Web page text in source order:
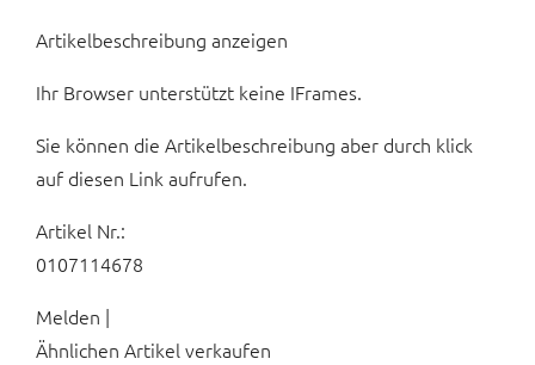
Artikelbeschreibung anzeigen
Ihr Browser unterstützt keine IFrames.
Sie können die Artikelbeschreibung aber durch klick
auf diesen Link aufrufen.
Artikel Nr.:
0107114678
Melden |
Ähnlichen Artikel verkaufen